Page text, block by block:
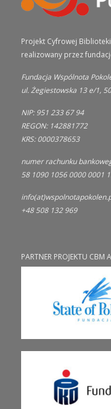
Projekt Cyfrowej
realizowany przez
Fundacja Wspólnota
ul. Żegiestowska 13 e/1,
NIP: 951 233 67 94
REGON: 142881772
KRS: 0000378653
numer rachunku
58 1090 1056 0000 0001
+48 508 132 969
PARTNER PROJEKTU CBM